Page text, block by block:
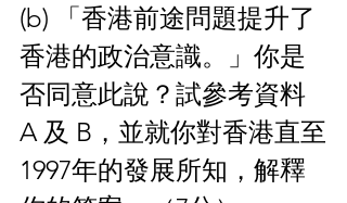
(b) 「香港前途問題提升了
香港的政治意識。」你是
否同意此說？試參考資料
A 及 B，並就你對香港直至
1997年的發展所知，解釋